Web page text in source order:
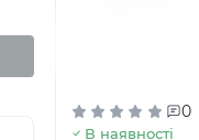
0
В наявності